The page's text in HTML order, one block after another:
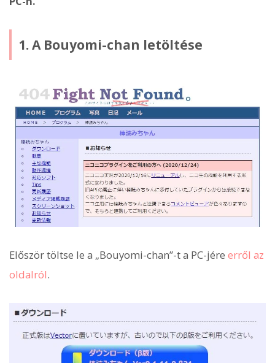
1. A Bouyomi-chan letöltése
Először töltse le a „Bouyomi-chan”-t a PC-jére erről az
oldalról.